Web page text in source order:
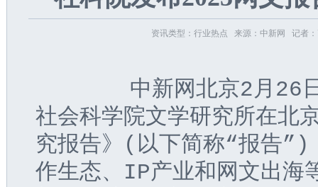
资讯类型：行业热点 来源：中新网 记者：
中新网北京2月26日
社会科学院文学研究所在北
究报告》(以下简称“报告”)
作生态、IP产业和网文出海